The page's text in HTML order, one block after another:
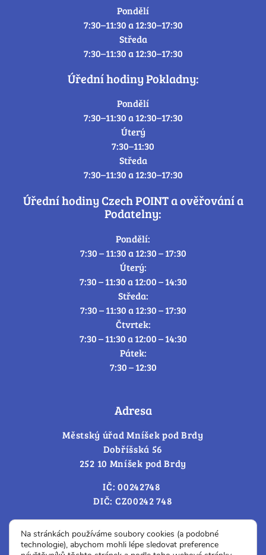
Pondělí
7:30–11:30 a 12:30–17:30
Středa
7:30–11:30 a 12:30–17:30
Úřední hodiny Pokladny:
Pondělí
7:30–11:30 a 12:30–17:30
Úterý
7:30–11:30
Středa
7:30–11:30 a 12:30–17:30
Úřední hodiny Czech POINT a ověřování a
Podatelny:
Pondělí:
7:30 – 11:30 a 12:30 – 17:30
Úterý:
7:30 – 11:30 a 12:00 – 14:30
Středa:
7:30 – 11:30 a 12:30 – 17:30
Čtvrtek:
7:30 – 11:30 a 12:00 – 14:30
Pátek:
7:30 – 12:30
Adresa
Městský úřad Mníšek pod Brdy
Dobříšská 56
252 10 Mníšek pod Brdy
IČ: 00242748
DIČ: CZ00242 748
Cookies – změna souhlasu
Na stránkách používáme soubory cookies (a podobné
technologie), abychom mohli lépe sledovat preference